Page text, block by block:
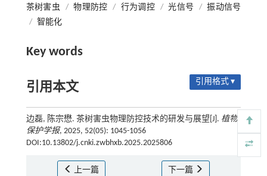
茶树害虫 / 物理防控 / 行为调控 / 光信号 / 振动信号
/ 智能化
Key words
引用本文 引用格式 ▾
边磊, 陈宗懋. 茶树害虫物理防控技术的研发与展望[J]. 植物
保护学报, 2025, 52(05): 1045-1056
DOI:10.13802/j.cnki.zwbhxb.2025.2025806
上一篇 下一篇